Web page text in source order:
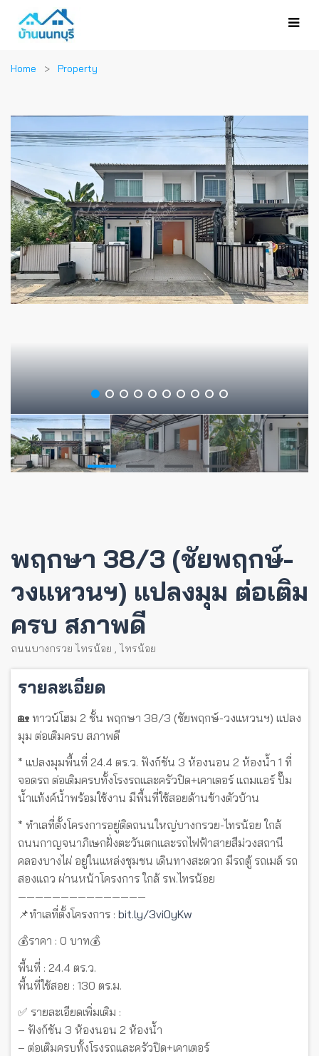
Home Property
พฤกษา 38/3 (ชัยพฤกษ์-
วงแหวนฯ) แปลงมุม ต่อเติม
ครบ สภาพดี
ถนนบางกรวย ไทรน้อย , ไทรน้อย
รายละเอียด
🏡 ทาวน์โฮม 2 ชั้น พฤกษา 38/3 (ชัยพฤกษ์-วงแหวนฯ) แปลง
มุม ต่อเติมครบ สภาพดี
* แปลงมุมพื้นที่ 24.4 ตร.ว. ฟังก์ชัน 3 ห้องนอน 2 ห้องน้ำ 1 ที่
จอดรถ ต่อเติมครบทั้งโรงรถและครัวปิด+เคาเตอร์ แถมแอร์ ปั๊ม
น้ำแท้งค์น้ำพร้อมใช้งาน มีพื้นที่ใช้สอยด้านข้างตัวบ้าน
* ทำเลที่ตั้งโครงการอยู่ติดถนนใหญ่บางกรวย-ไทรน้อย ใกล้
ถนนกาญจนาภิเษกฝั่งตะวันตกและรถไฟฟ้าสายสีม่วงสถานี
คลองบางไผ่ อยู่ในแหล่งชุมชน เดินทางสะดวก มีรถตู้ รถเมล์ รถ
สองแถว ผ่านหน้าโครงการ ใกล้ รพ.ไทรน้อย
———————————————
📌ทำเลที่ตั้งโครงการ : bit.ly/3vi0yKw
💰ราคา : 0 บาท💰
พื้นที่ : 24.4 ตร.ว.
พื้นที่ใช้สอย : 130 ตร.ม.
✅ รายละเอียดเพิ่มเติม :
– ฟังก์ชัน 3 ห้องนอน 2 ห้องน้ำ
– ต่อเติมครบทั้งโรงรถและครัวปิด+เคาเตอร์